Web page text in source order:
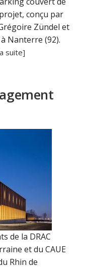
conçu par
Zündel et
Nanterre (92).
suite]
de la DRAC
et du CAUE
Rhin de